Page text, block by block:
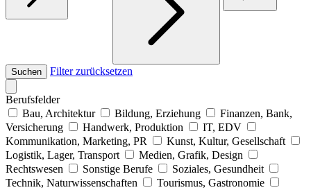
Suchen Filter zurücksetzen
Berufsfelder
Bau, Architektur
Bildung, Erziehung
Finanzen, Bank,
Versicherung
Handwerk, Produktion
IT, EDV
Kommunikation, Marketing, PR
Kunst, Kultur, Gesellschaft
Logistik, Lager, Transport
Medien, Grafik, Design
Rechtswesen
Sonstige Berufe
Soziales, Gesundheit
Technik, Naturwissenschaften
Tourismus, Gastronomie